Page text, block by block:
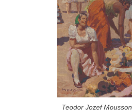
Teodor Jozef Mousson